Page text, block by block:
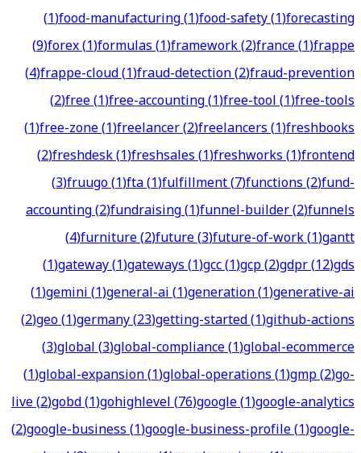
(1)food-manufacturing(1)food-safety(1)forecasting
(9)forex(1)formulas(1)framework(2)france(1)frappe
(4)frappe-cloud(1)fraud-detection(2)fraud-prevention
(2)free(1)free-accounting(1)free-tool(1)free-tools
(1)free-zone(1)freelancer(2)freelancers(1)freshbooks
(2)freshdesk(1)freshsales(1)freshworks(1)frontend
(3)fruugo(1)fta(1)fulfillment(7)functions(2)fund-
accounting(2)fundraising(1)funnel-builder(2)funnels
(4)furniture(2)future(3)future-of-work(1)gantt
(1)gateway(1)gateways(1)gcc(1)gcp(2)gdpr(12)gds
(1)gemini(1)general-ai(1)generation(1)generative-ai
(2)geo(1)germany(23)getting-started(1)github-actions
(3)global(3)global-compliance(1)global-ecommerce
(1)global-expansion(1)global-operations(1)gmp(2)go-
live(2)gobd(1)gohighlevel(76)google(1)google-analytics
(2)google-business(1)google-business-profile(1)google-